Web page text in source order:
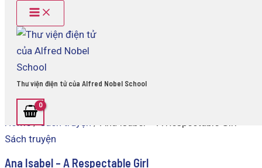
content
Main
Menu
Thư viện điện tử của Alfred Nobel School
Home/Sách truyện / Ana Isabel – A Respectable Girl
Sách truyện
Ana Isabel – A Respectable Girl
Respectable